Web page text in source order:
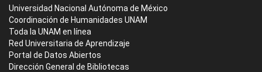
Universidad Nacional Autónoma de México
Coordinación de Humanidades UNAM
Toda la UNAM en línea
Red Universitaria de Aprendizaje
Portal de Datos Abiertos
Dirección General de Bibliotecas